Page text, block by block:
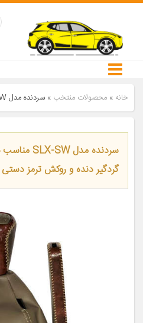
خانه » محصولات منتخب » سردنده مدل SLX-SW مناسب برای پژو 405 به همراه گردگیر دنده و روکش ترمز دستی
گردگیر دنده و روکش ترمز دستی